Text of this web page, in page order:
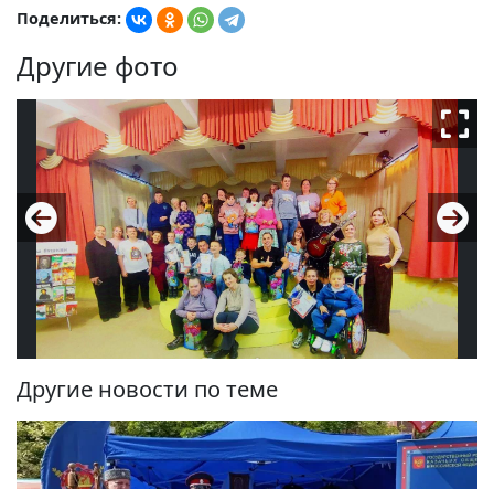
Поделиться:
Другие фото
Другие новости по теме